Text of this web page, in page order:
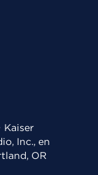
Kaiser
Inc., en
OR